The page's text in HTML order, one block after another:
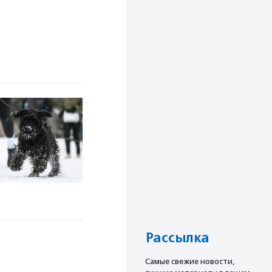
Рассылка
Cамые свежие новости,